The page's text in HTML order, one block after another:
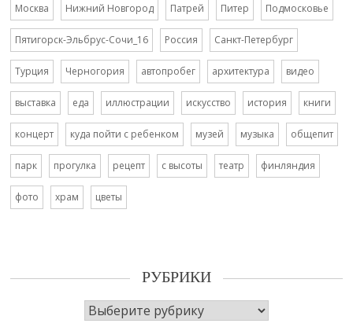
Москва Нижний Новгород Патрей Питер Подмосковье
Пятигорск-Эльбрус-Сочи_16 Россия Санкт-Петербург
Турция Черногория автопробег архитектура видео
выставка еда иллюстрации искусство история книги
концерт куда пойти с ребенком музей музыка общепит
парк прогулка рецепт с высоты театр финляндия
фото храм цветы
РУБРИКИ
Рубрики